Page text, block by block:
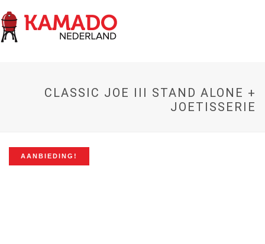
CLASSIC JOE III STAND ALONE +
JOETISSERIE
AANBIEDING!